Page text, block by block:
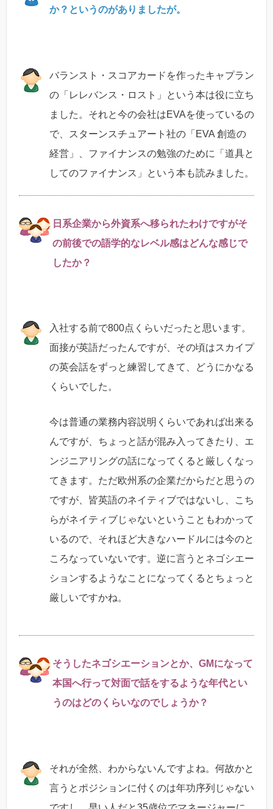
か？というのがありましたが。
バランスト・スコアカードを作ったキャプラン
の「レレバンス・ロスト」という本は役に立ち
ました。それと今の会社はEVAを使っているの
で、スターンスチュアート社の「EVA 創造の
経営」、ファイナンスの勉強のために「道具と
してのファイナンス」という本も読みました。
日系企業から外資系へ移られたわけですがそ
の前後での語学的なレベル感はどんな感じで
したか？
入社する前で800点くらいだったと思います。
面接が英語だったんですが、その頃はスカイプ
の英会話をずっと練習してきて、どうにかなる
くらいでした。
今は普通の業務内容説明くらいであれば出来る
んですが、ちょっと話が混み入ってきたり、エ
ンジニアリングの話になってくると厳しくなっ
てきます。ただ欧州系の企業だからだと思うの
ですが、皆英語のネイティブではないし、こち
らがネイティブじゃないということもわかって
いるので、それほど大きなハードルには今のと
ころなっていないです。逆に言うとネゴシエー
ションするようなことになってくるとちょっと
厳しいですかね。
そうしたネゴシエーションとか、GMになって
本国へ行って対面で話をするような年代とい
うのはどのくらいなのでしょうか？
それが全然、わからないんですよね。何故かと
言うとポジションに付くのは年功序列じゃない